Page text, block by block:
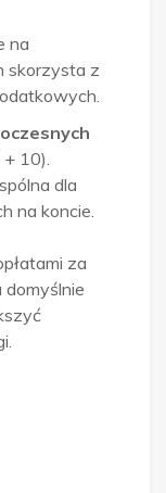
na
skorzysta z
10).
dla
na koncie.
za
domyślnie